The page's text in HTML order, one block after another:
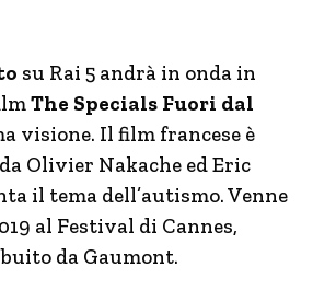
su Rai 5 andrà in onda in
The Specials Fuori dal
visione. Il film francese è
Olivier Nakache ed Eric
il tema dell’autismo. Venne
al Festival di Cannes,
da Gaumont.